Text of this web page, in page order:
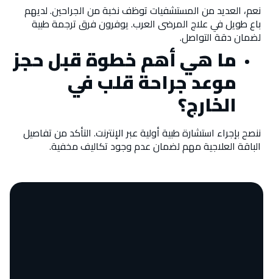
نعم، العديد من المستشفيات توظف نخبة من الجراحين. لديهم
باع طويل في علاج المرضى العرب. يوفرون فرق ترجمة طبية
لضمان دقة التواصل.
ما هي أهم خطوة قبل حجز
موعد جراحة قلب في
الخارج؟
ننصح بإجراء استشارة طبية أولية عبر الإنترنت. التأكد من تفاصيل
الباقة العلاجية مهم لضمان عدم وجود تكاليف مخفية.